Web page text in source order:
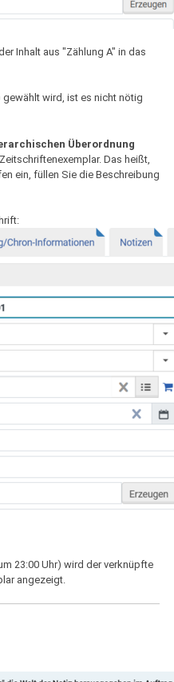
Inhalt aus "Zählung A" in das
wird, ist es nicht nötig
Überordnung
Das heißt,
ein, füllen Sie die Beschreibung
23:00 Uhr) wird der verknüpfte
angezeigt.